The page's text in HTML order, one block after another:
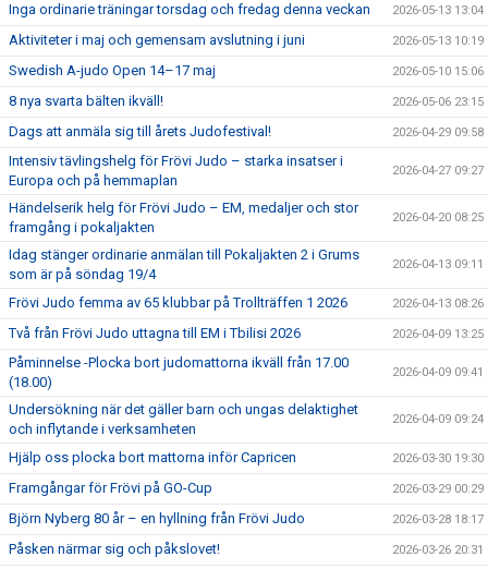
Inga ordinarie träningar torsdag och fredag denna veckan 2026-05-13 13:04
Aktiviteter i maj och gemensam avslutning i juni 2026-05-13 10:19
Swedish A-judo Open 14–17 maj 2026-05-10 15:06
8 nya svarta bälten ikväll! 2026-05-06 23:15
Dags att anmäla sig till årets Judofestival! 2026-04-29 09:58
Intensiv tävlingshelg för Frövi Judo – starka insatser i
Europa och på hemmaplan
2026-04-27 09:27
Händelserik helg för Frövi Judo – EM, medaljer och stor
framgång i pokaljakten
2026-04-20 08:25
Idag stänger ordinarie anmälan till Pokaljakten 2 i Grums
som är på söndag 19/4
2026-04-13 09:11
Frövi Judo femma av 65 klubbar på Trollträffen 1 2026 2026-04-13 08:26
Två från Frövi Judo uttagna till EM i Tbilisi 2026 2026-04-09 13:25
Påminnelse -Plocka bort judomattorna ikväll från 17.00
(18.00)
2026-04-09 09:41
Undersökning när det gäller barn och ungas delaktighet
och inflytande i verksamheten
2026-04-09 09:24
Hjälp oss plocka bort mattorna inför Capricen 2026-03-30 19:30
Framgångar för Frövi på GO-Cup 2026-03-29 00:29
Björn Nyberg 80 år – en hyllning från Frövi Judo 2026-03-28 18:17
Påsken närmar sig och påkslovet! 2026-03-26 20:31